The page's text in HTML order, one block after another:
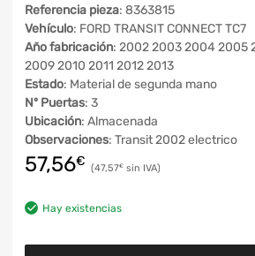
Referencia pieza: 8363815
Vehículo: FORD TRANSIT CONNECT TC7
Año fabricación: 2002 2003 2004 2005
2009 2010 2011 2012 2013
Estado: Material de segunda mano
Nº Puertas: 3
Ubicación: Almacenada
Observaciones: Transit 2002 electrico
57,56€ 47,57€
Hay existencias